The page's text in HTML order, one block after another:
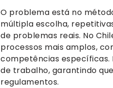
O problema está no
múltipla escolha,
de problemas reais. No
processos mais amplos,
competências específicas.
de trabalho, garantindo
regulamentos.